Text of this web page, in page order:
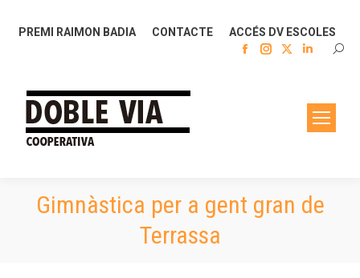
PREMI RAIMON BADIA CONTACTE ACCÉS DV ESCOLES
Facebook
Instagram
window
new
window
Linkedin
in
new
window
Gimnàstica per a gent gran de
Terrassa